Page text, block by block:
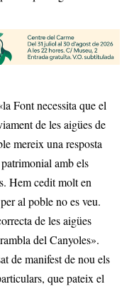
Font necessita que el
de les aigües de
mereix una resposta
amb els
Hem cedit molt en
al poble no es veu.
de les aigües
del Canyoles».
de manifest de nou els
que pateix el